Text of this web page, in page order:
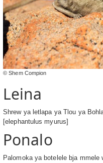
© Shem Compion
Leina
Shrew ya letlapa ya Tlou ya
[elephantulus myurus]
Ponalo
Palomoka ya botelele bja